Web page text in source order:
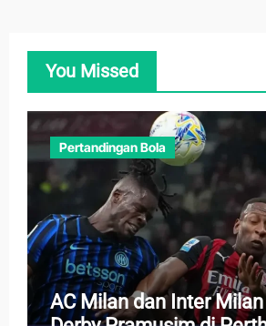
You Missed
Pertandingan Bola
AC Milan dan Inter